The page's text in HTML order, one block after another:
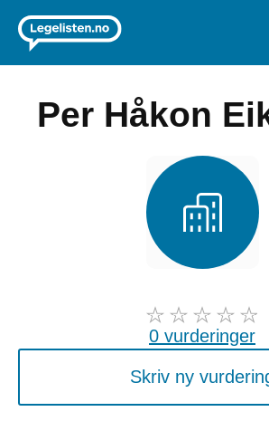
Per Håkon
0 vurderinger
Skriv ny